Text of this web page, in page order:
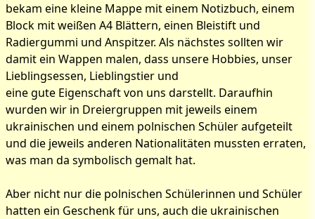
bekam eine kleine Mappe mit einem Notizbuch, einem
Block mit weißen A4 Blättern, einen Bleistift und
Radiergummi und Anspitzer. Als nächstes sollten wir
damit ein Wappen malen, dass unsere Hobbies, unser
Lieblingsessen, Lieblingstier und
eine gute Eigenschaft von uns darstellt. Daraufhin
wurden wir in Dreiergruppen mit jeweils einem
ukrainischen und einem polnischen Schüler aufgeteilt
und die jeweils anderen Nationalitäten mussten erraten,
was man da symbolisch gemalt hat.
Aber nicht nur die polnischen Schülerinnen und Schüler
hatten ein Geschenk für uns, auch die ukrainischen